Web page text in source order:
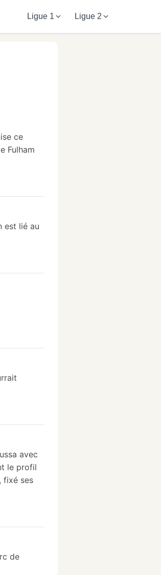
Ligue 1 Ligue 2
ce
Fulham
est lié au
avec
le profil
fixé ses
de